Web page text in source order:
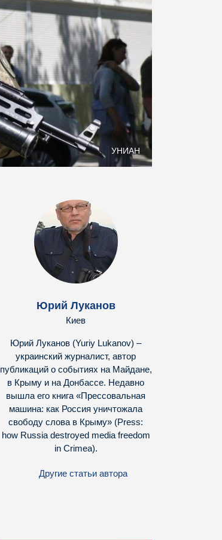
УНИАН
Юрий Луканов
Киев
Юрий Луканов (Yuriy Lukanov) –
украинский журналист, автор
публикаций о событиях на Майдане,
в Крыму и на Донбассе. Недавно
вышла его книга «Прессовальная
машина: как Россия уничтожала
свободу слова в Крыму» (Press:
how Russia destroyed media freedom
in Crimea).
Другие статьи автора